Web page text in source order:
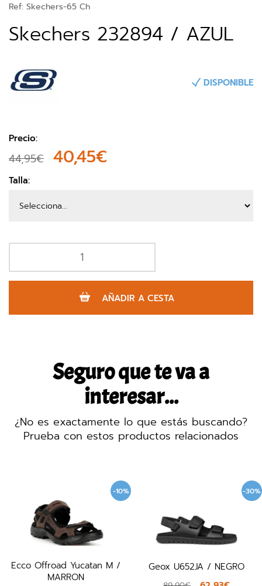
Ref: Skechers-65 Ch
Skechers 232894 / AZUL
DISPONIBLE
Precio:
44,95€ 40,45€
Talla:
AÑADIR A CESTA
Seguro que te va a
interesar...
¿No es exactamente lo que estás buscando?
Prueba con estos productos relacionados
-10%
Ecco Offroad Yucatan M /
MARRON
-30%
Geox U652JA / NEGRO